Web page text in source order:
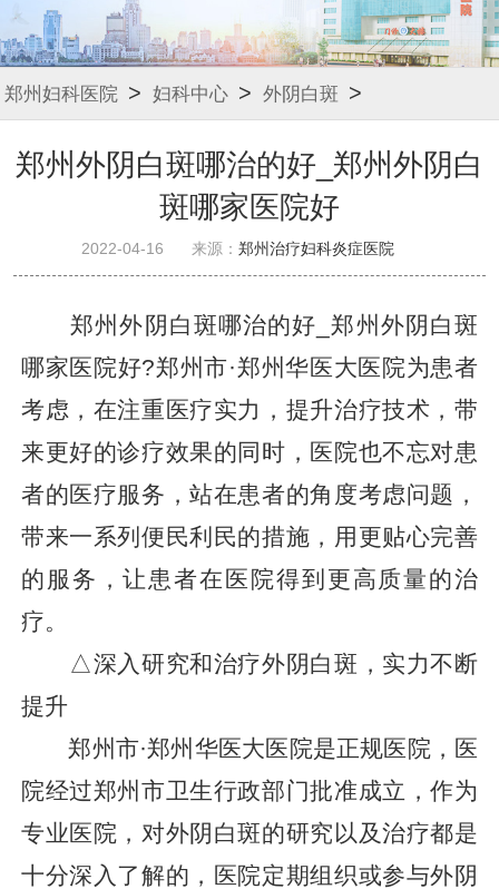
郑州妇科医院 > 妇科中心 > 外阴白斑 >
郑州外阴白斑哪治的好_郑州外阴白
斑哪家医院好
2022-04-16 来源： 郑州治疗妇科炎症医院
郑州外阴白斑哪治的好_郑州外阴白斑
哪家医院好?郑州市·郑州华医大医院为患者
考虑，在注重医疗实力，提升治疗技术，带
来更好的诊疗效果的同时，医院也不忘对患
者的医疗服务，站在患者的角度考虑问题，
带来一系列便民利民的措施，用更贴心完善
的服务，让患者在医院得到更高质量的治
疗。
△深入研究和治疗外阴白斑，实力不断
提升
郑州市·郑州华医大医院是正规医院，医
院经过郑州市卫生行政部门批准成立，作为
专业医院，对外阴白斑的研究以及治疗都是
十分深入了解的，医院定期组织或参与外阴